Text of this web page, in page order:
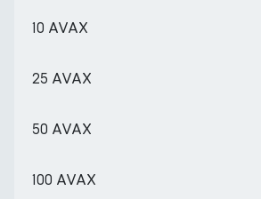
10 AVAX
25 AVAX
50 AVAX
100 AVAX